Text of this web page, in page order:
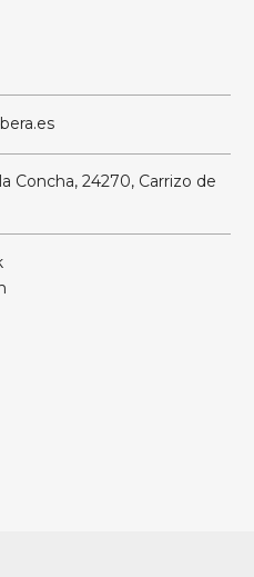
Concha, 24270, Carrizo de